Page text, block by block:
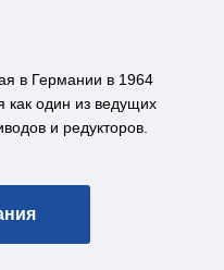
в Германии в 1964
как один из ведущих
и редукторов.